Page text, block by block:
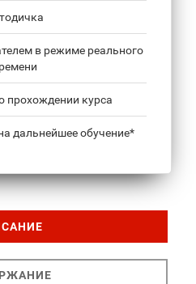
в режиме реального
прохождении курса
дальнейшее обучение*